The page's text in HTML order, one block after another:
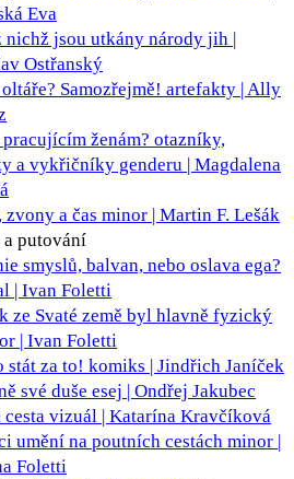
Eva
nichž jsou utkány národy jih |
Ostřanský
Samozřejmě! artefakty | Ally
ženám? otazníky,
a vykřičníky genderu | Magdalena
zvony a čas minor | Martin F. Lešák
putování
smyslů, balvan, nebo oslava ega?
| Ivan Foletti
ze Svaté země byl hlavně fyzický
| Ivan Foletti
stát za to! komiks | Jindřich Janíček
své duše esej | Ondřej Jakubec
vizuál | Katarína Kravčíková
umění na poutních cestách minor |
Foletti